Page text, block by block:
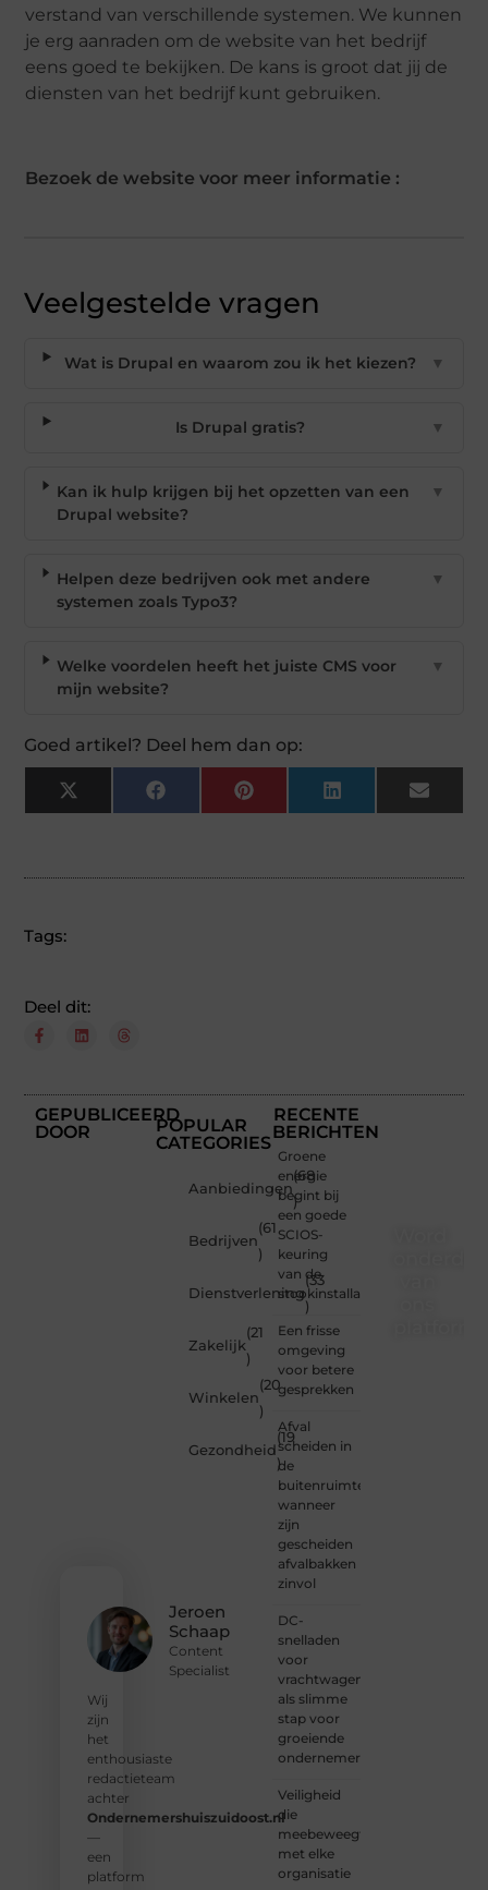
verstand van verschillende systemen. We kunnen
je erg aanraden om de website van het bedrijf
eens goed te bekijken. De kans is groot dat jij de
diensten van het bedrijf kunt gebruiken.
Bezoek de website voor meer informatie :
Veelgestelde vragen
Wat is Drupal en waarom zou ik het kiezen? ▼
Is Drupal gratis? ▼
Kan ik hulp krijgen bij het opzetten van een
Drupal website?
▼
Helpen deze bedrijven ook met andere
systemen zoals Typo3?
▼
Welke voordelen heeft het juiste CMS voor
mijn website?
▼
Goed artikel? Deel hem dan op:
X
(Twitter)
Facebook Pinterest LinkedIn Email
Tags:
Deel dit:
GEPUBLICEERD
DOOR
Jeroen
Schaap
Content
Specialist
Wij
zijn
het
enthousiaste
redactieteam
achter
Ondernemershuiszuidoost.nl
—
een
platform
POPULAR
CATEGORIES
Aanbiedingen
(68
)
Bedrijven
(61
)
Dienstverlening
(33
)
Zakelijk
(21
)
Winkelen
(20
)
Gezondheid
(19
)
RECENTE
BERICHTEN
Groene
energie
begint bij
een goede
SCIOS-
keuring
van de
stookinstallatie
Een frisse
omgeving
voor betere
gesprekken
Afval
scheiden in
de
buitenruimte:
wanneer
zijn
gescheiden
afvalbakken
zinvol
DC-
snelladen
voor
vrachtwagens
als slimme
stap voor
groeiende
ondernemers
Veiligheid
die
meebeweegt
met elke
organisatie